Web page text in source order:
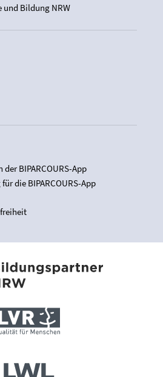
und Bildung NRW
BIPARCOURS-App
die BIPARCOURS-App